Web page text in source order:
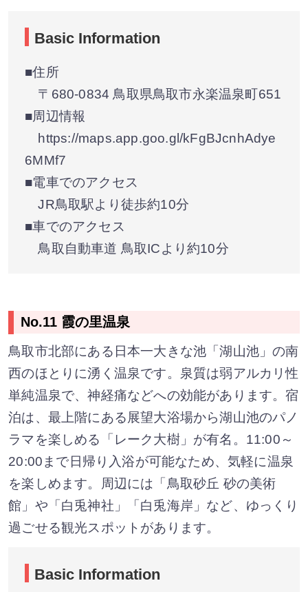
Basic Information
■住所
〒680-0834 鳥取県鳥取市永楽温泉町651
■周辺情報
https://maps.app.goo.gl/kFgBJcnhAdye
6MMf7
■電車でのアクセス
JR鳥取駅より徒歩約10分
■車でのアクセス
鳥取自動車道 鳥取ICより約10分
No.11 霞の里温泉
鳥取市北部にある日本一大きな池「湖山池」の南
西のほとりに湧く温泉です。泉質は弱アルカリ性
単純温泉で、神経痛などへの効能があります。宿
泊は、最上階にある展望大浴場から湖山池のパノ
ラマを楽しめる「レーク大樹」が有名。11:00～
20:00まで日帰り入浴が可能なため、気軽に温泉
を楽しめます。周辺には「鳥取砂丘 砂の美術
館」や「白兎神社」「白兎海岸」など、ゆっくり
過ごせる観光スポットがあります。
Basic Information